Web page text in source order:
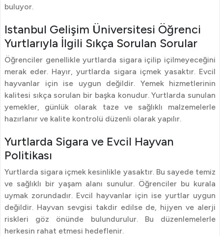
buluyor.
Istanbul Gelişim Üniversitesi Öğrenci
Yurtlarıyla İlgili Sıkça Sorulan Sorular
Öğrenciler genellikle yurtlarda sigara içilip içilmeyeceğini
merak eder. Hayır, yurtlarda sigara içmek yasaktır. Evcil
hayvanlar için ise uygun değildir. Yemek hizmetlerinin
kalitesi sıkça sorulan bir başka konudur. Yurtlarda sunulan
yemekler, günlük olarak taze ve sağlıklı malzemelerle
hazırlanır ve kalite kontrolü düzenli olarak yapılır.
Yurtlarda Sigara ve Evcil Hayvan
Politikası
Yurtlarda sigara içmek kesinlikle yasaktır. Bu sayede temiz
ve sağlıklı bir yaşam alanı sunulur. Öğrenciler bu kurala
uymak zorundadır. Evcil hayvanlar için ise yurtlar uygun
değildir. Hayvan sevgisi takdir edilse de, hijyen ve alerji
riskleri göz önünde bulundurulur. Bu düzenlemelerle
herkesin rahat etmesi hedeflenir.